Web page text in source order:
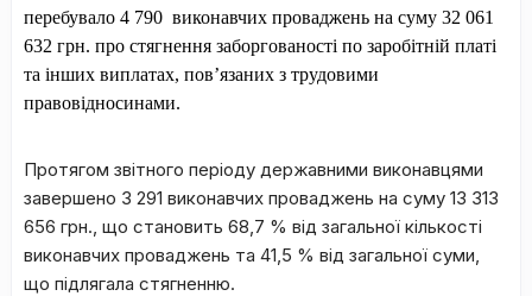
перебувало 4 790 виконавчих проваджень на суму 32 061
632 грн. про стягнення заборгованості по заробітній платі
та інших виплатах, пов’язаних з трудовими
правовідносинами.
Протягом звітного періоду державними виконавцями
завершено 3 291 виконавчих проваджень на суму 13 313
656 грн., що становить 68,7 % від загальної кількості
виконавчих проваджень та 41,5 % від загальної суми,
що підлягала стягненню.